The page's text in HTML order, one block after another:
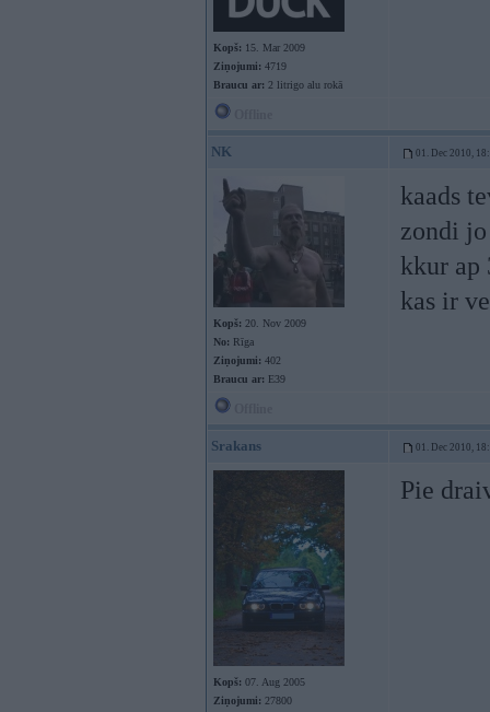
Kopš: 15. Mar 2009
Ziņojumi: 4719
Braucu ar: 2 litrigo alu rokā
NK 01. Dec 2010,
Kopš: 20. Nov 2009
No: Rīga
Ziņojumi: 402
Braucu ar: E39
kaads
zondi
kkur ap
kas ir
Srakans 01. Dec 2010,
Kopš: 07. Aug 2005
Ziņojumi: 27800
Pie